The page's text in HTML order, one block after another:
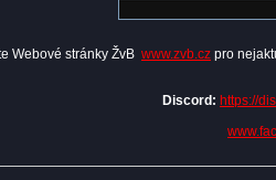
Webové stránky ŽvB www.zvb.cz pro
Discord: https://